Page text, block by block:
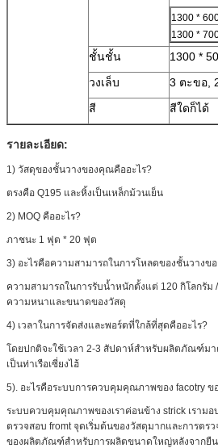
1300 *
1300 *
ชั้นชั้น
1300 *
วงเล็บ
3 ตะขอ,
สี
สีใดก็ได้
รายละเอียด:
1) วัสดุของชั้นวางของคุณคืออะไร?
ตรงคือ Q195 และหิ้งเป็นเหล็กม้วนเย็น
2) MOQ คืออะไร?
ภาชนะ 1 ฟุต * 20 ฟุต
3) อะไรคือความสามารถในการโหลดของชั้นวางข
ความสามารถในการรับน้ำหนักตั้งแต่ 120 กิโลกรัม
ความหนาและขนาดของวัสดุ
4) เวลาในการจัดส่งและพอร์ตที่ใกล้ที่สุดคืออะไร?
โดยปกติจะใช้เวลา 2-3 สัปดาห์สำหรับผลิตภัณฑ์มา
เป็นท่าเรือเซี่ยงไฮ้
5). อะไรคือระบบการควบคุมคุณภาพของ facotry
ระบบควบคุมคุณภาพของเราค่อนข้าง strick เราม
ตรวจสอบ fromt จุดเริ่มต้นของวัสดุมากและการตร
ของผลิตภัณฑ์สำหรับการผลิตขนาดใหญ่หลังจากยื